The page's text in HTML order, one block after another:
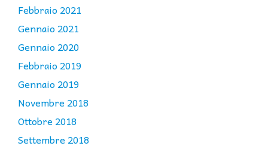
Febbraio 2021
Gennaio 2021
Gennaio 2020
Febbraio 2019
Gennaio 2019
Novembre 2018
Ottobre 2018
Settembre 2018